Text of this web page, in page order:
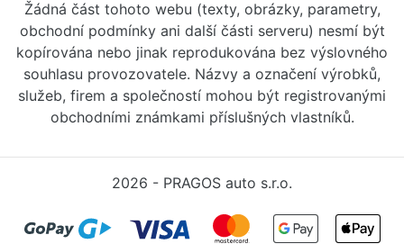
Žádná část tohoto webu (texty, obrázky, parametry,
obchodní podmínky ani další části serveru) nesmí být
kopírována nebo jinak reprodukována bez výslovného
souhlasu provozovatele. Názvy a označení výrobků,
služeb, firem a společností mohou být registrovanými
obchodními známkami příslušných vlastníků.
2026 - PRAGOS auto s.r.o.